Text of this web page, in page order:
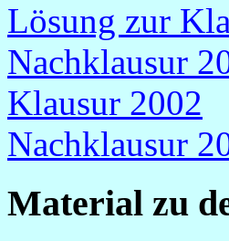
Lösung zur
Nachklausur
Klausur 2002
Nachklausur
Material zu